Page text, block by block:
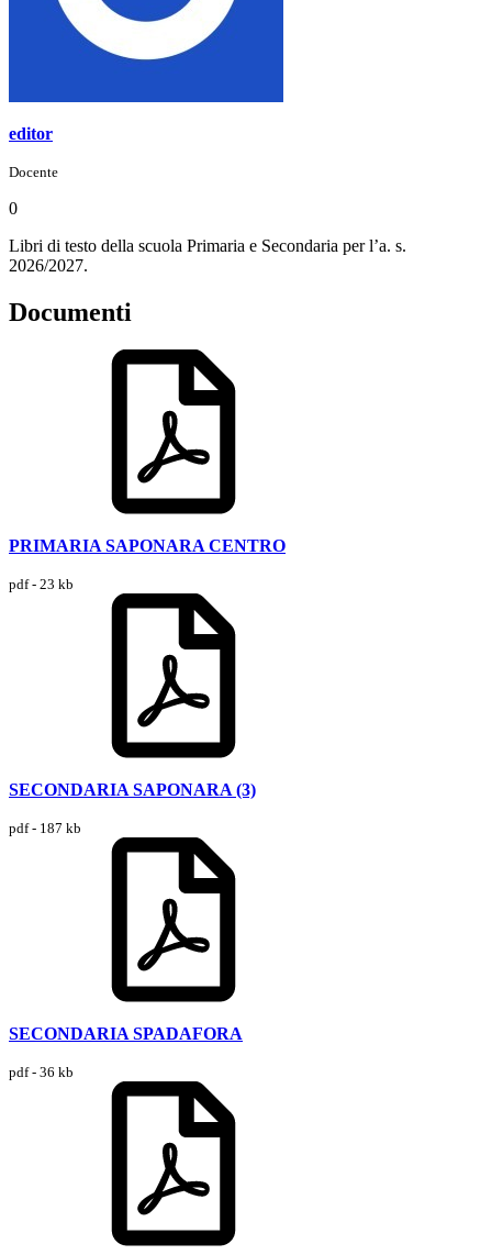
editor
Docente
0
Libri di testo della scuola Primaria e Secondaria per l’a. s.
2026/2027.
Documenti
PRIMARIA SAPONARA CENTRO
pdf - 23 kb
SECONDARIA SAPONARA (3)
pdf - 187 kb
SECONDARIA SPADAFORA
pdf - 36 kb